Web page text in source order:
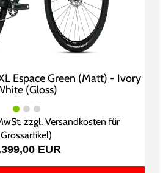
Espace Green (Matt) - Ivory
(Gloss)
zzgl. Versandkosten für
Grossartikel)
EUR